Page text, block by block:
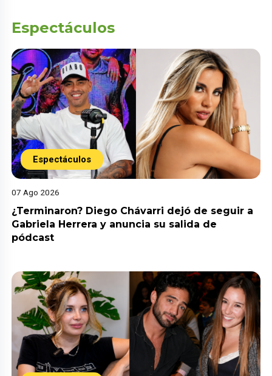
Espectáculos
Espectáculos
07 Ago 2026
¿Terminaron? Diego Chávarri dejó de seguir a
Gabriela Herrera y anuncia su salida de
pódcast